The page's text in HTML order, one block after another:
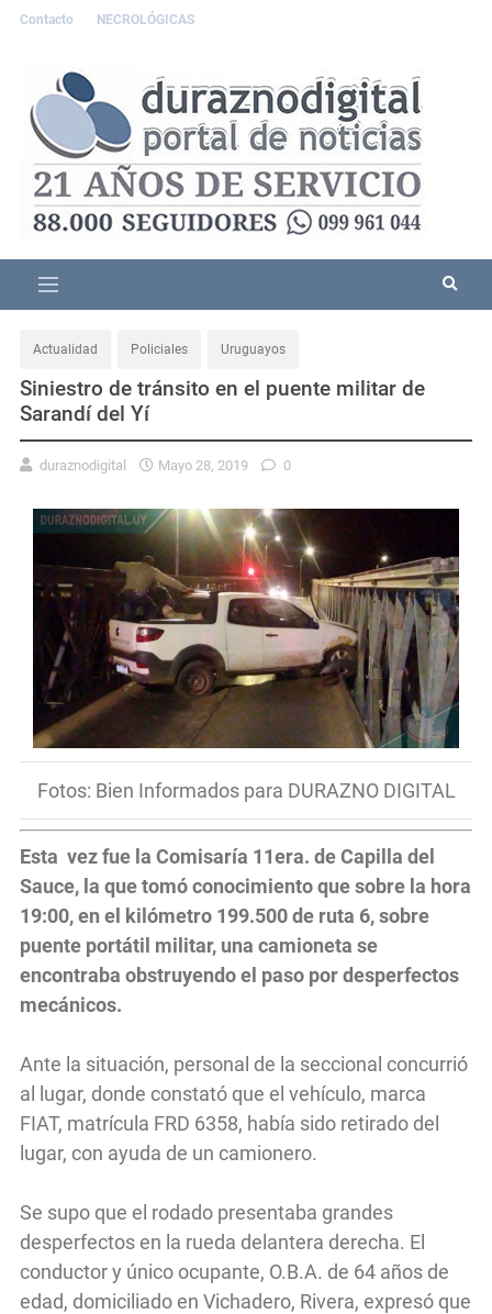
Contacto NECROLÓGICAS
Actualidad Policiales Uruguayos
Siniestro de tránsito en el puente militar de
Sarandí del Yí
duraznodigital Mayo 28, 2019 0
Fotos: Bien Informados para DURAZNO DIGITAL
Esta vez fue la Comisaría 11era. de Capilla del
Sauce, la que tomó conocimiento que sobre la hora
19:00, en el kilómetro 199.500 de ruta 6, sobre
puente portátil militar, una camioneta se
encontraba obstruyendo el paso por desperfectos
mecánicos.
Ante la situación, personal de la seccional concurrió
al lugar, donde constató que el vehículo, marca
FIAT, matrícula FRD 6358, había sido retirado del
lugar, con ayuda de un camionero.
Se supo que el rodado presentaba grandes
desperfectos en la rueda delantera derecha. El
conductor y único ocupante, O.B.A. de 64 años de
edad, domiciliado en Vichadero, Rivera, expresó que